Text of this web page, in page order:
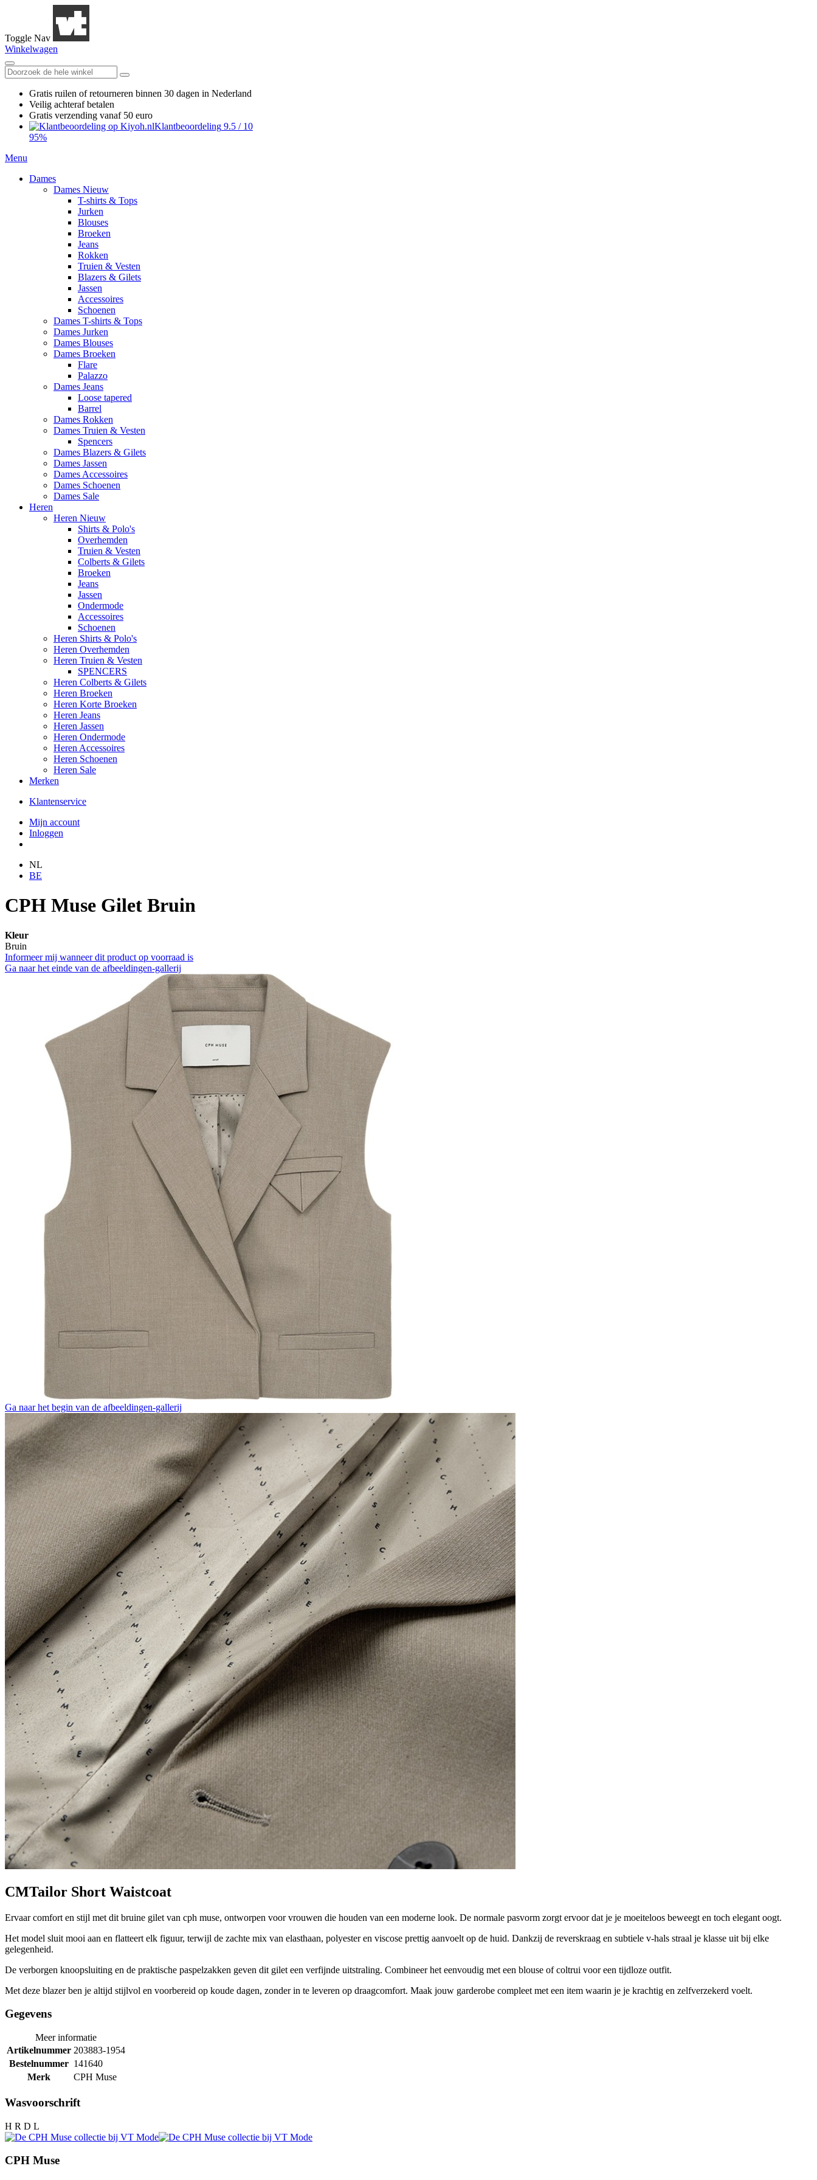
Toggle Nav
Winkelwagen
Gratis ruilen of retourneren binnen 30 dagen in Nederland
Veilig achteraf betalen
Gratis verzending vanaf 50 euro
Klantbeoordeling 9.5 / 10
95%
Menu
Dames
Dames Nieuw
T-shirts & Tops
Jurken
Blouses
Broeken
Jeans
Rokken
Truien & Vesten
Blazers & Gilets
Jassen
Accessoires
Schoenen
Dames T-shirts & Tops
Dames Jurken
Dames Blouses
Dames Broeken
Flare
Palazzo
Dames Jeans
Loose tapered
Barrel
Dames Rokken
Dames Truien & Vesten
Spencers
Dames Blazers & Gilets
Dames Jassen
Dames Accessoires
Dames Schoenen
Dames Sale
Heren
Heren Nieuw
Shirts & Polo's
Overhemden
Truien & Vesten
Colberts & Gilets
Broeken
Jeans
Jassen
Ondermode
Accessoires
Schoenen
Heren Shirts & Polo's
Heren Overhemden
Heren Truien & Vesten
SPENCERS
Heren Colberts & Gilets
Heren Broeken
Heren Korte Broeken
Heren Jeans
Heren Jassen
Heren Ondermode
Heren Accessoires
Heren Schoenen
Heren Sale
Merken
Klantenservice
Mijn account
Inloggen
NL
BE
CPH Muse Gilet Bruin
Kleur
Bruin
Informeer mij wanneer dit product op voorraad is
Ga naar het einde van de afbeeldingen-gallerij
Ga naar het begin van de afbeeldingen-gallerij
CMTailor Short Waistcoat
Ervaar comfort en stijl met dit bruine gilet van cph muse, ontworpen voor vrouwen die houden van een moderne look. De normale pasvorm zorgt ervoor dat je je moeiteloos beweegt en toch elegant oogt.
Het model sluit mooi aan en flatteert elk figuur, terwijl de zachte mix van elasthaan, polyester en viscose prettig aanvoelt op de huid. Dankzij de reverskraag en subtiele v-hals straal je klasse uit bij elke
gelegenheid.
De verborgen knoopsluiting en de praktische paspelzakken geven dit gilet een verfijnde uitstraling. Combineer het eenvoudig met een blouse of coltrui voor een tijdloze outfit.
Met deze blazer ben je altijd stijlvol en voorbereid op koude dagen, zonder in te leveren op draagcomfort. Maak jouw garderobe compleet met een item waarin je je krachtig en zelfverzekerd voelt.
Gegevens
Meer informatie
Artikelnummer 203883-1954
Bestelnummer 141640
Merk
CPH Muse
Wasvoorschrift
H R D L
CPH Muse